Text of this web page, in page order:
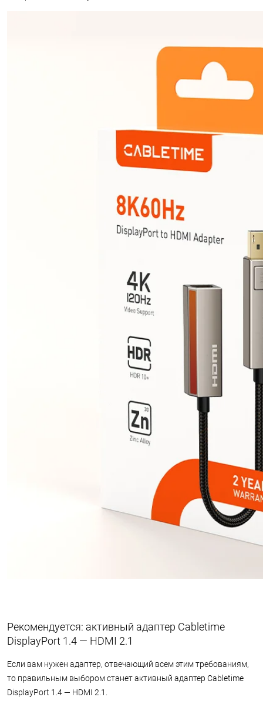
Рекомендуется: активный адаптер Cabletime
DisplayPort 1.4 — HDMI 2.1
Если вам нужен адаптер, отвечающий всем этим требованиям,
то правильным выбором станет активный адаптер Cabletime
DisplayPort 1.4 — HDMI 2.1.